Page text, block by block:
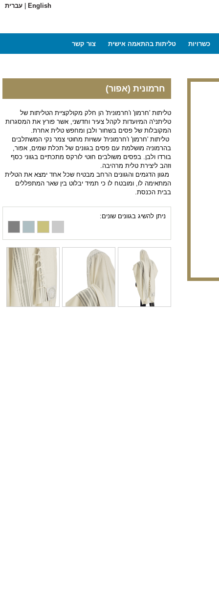
English עברית
כשרויות טליתות בהתאמה אישית צור קשר
חרמונית (אפור)
טליתות 'חרמון' ו'חרמונית' הן חלק מקולקציית הטליתות של
טליתני'ה המיועדות לקהל צעיר וחדשני, אשר פורץ את המסגרות
המקובלות של פסים בשחור ולבן ומחפש טלית אחרת.
טליתות 'חרמון' ו'חרמונית' עשויות מחוטי צמר נקי המשתלבים
בהרמוניה מושלמת עם פסים בגוונים של תכלת שמים, אפור,
בורדו ולבן. בפסים משולבים חוטי לורקס מתכתיים בגווני כסף
וזהב ליצירת טלית מרהיבה.
מגוון הדגמים והגוונים הרחב מבטיח שכל אחד ימצא את הטלית
המתאימה לו, ומובטח לו כי תמיד יבלוט בין שאר המתפללים
בבית הכנסת.
ניתן להשיג בגוונים שונים: